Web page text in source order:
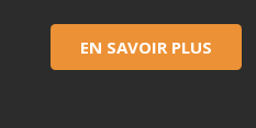
EN SAVOIR PLUS